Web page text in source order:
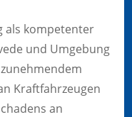
als kompetenter
und Umgebung
Kraftfahrzeugen
an